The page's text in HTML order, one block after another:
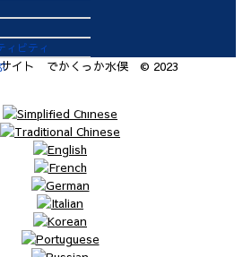
ィビティ
サイト でかくっか水俣 © 2023